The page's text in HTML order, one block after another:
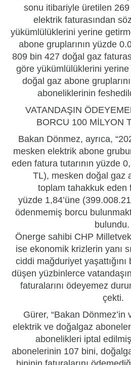
sonu itibariyle üretilen
elektrik faturasından
yükümlülüklerini yerine
abone gruplarının yüzde
809 bin 427 doğal gaz
göre yükümlülüklerini
doğal gaz abone
aboneliklerinin
VATANDAŞIN
BORCU 100 MİLYON
Bakan Dönmez, ayrıca,
mesken elektrik abone
eden fatura tutarının yüzde
TL), mesken doğal gaz
toplam tahakkuk eden
yüzde 1,84’üne
ödenmemiş borcu
bulundu.
Önerge sahibi CHP
ise ekonomik krizlerin yanı
ciddi mağduriyet
düşen yüzbinlerce
faturalarını ödeyemez
çekti.
Gürer, “Bakan
elektrik ve doğalgaz
abonelikleri iptal
abonelerinin 107 bini,